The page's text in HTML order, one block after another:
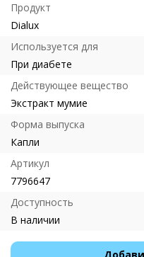
Продукт
Dialux
Используется для
При диабете
Действующее вещество
Экстракт мумие
Форма выпуска
Капли
Артикул
7796647
Доступность
В наличии